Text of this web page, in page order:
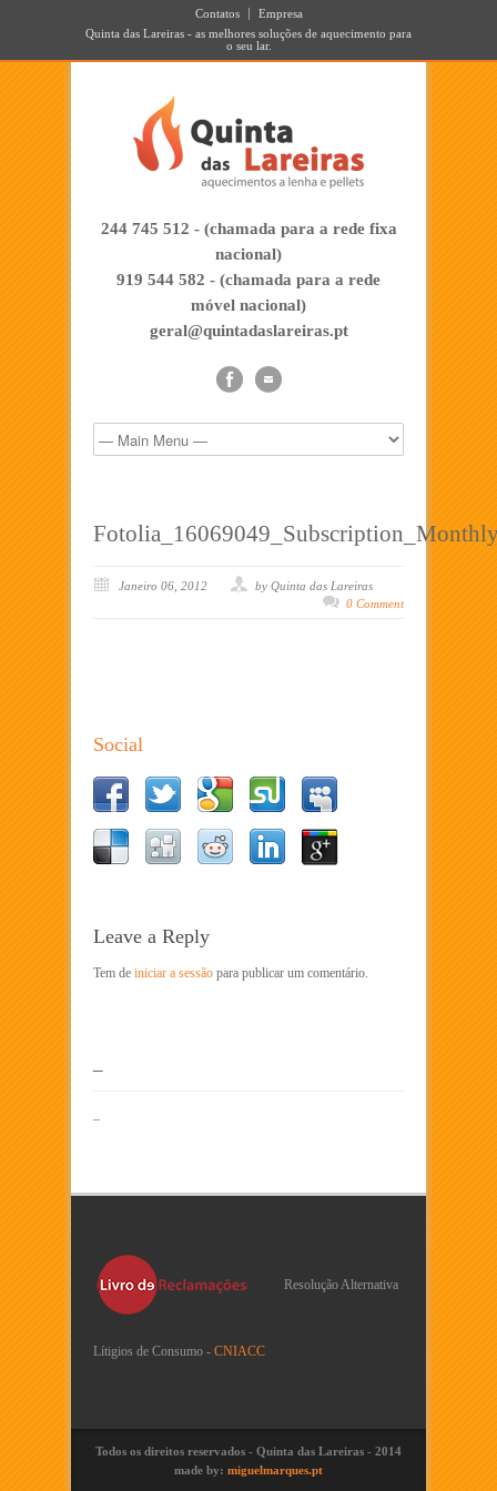
Contatos
Empresa
Quinta das Lareiras - as melhores soluções de aquecimento para
o seu lar.
244 745 512 - (chamada para a rede fixa
nacional)
919 544 582 - (chamada para a rede
móvel nacional)
geral@quintadaslareiras.pt
Janeiro 06, 2012
by Quinta das Lareiras
0 Comment
Social
Leave a Reply
Tem de iniciar a sessão para publicar um comentário.
–
–
Resolução Alternativa
Lítigios de Consumo - CNIACC
Todos os direitos reservados - Quinta das Lareiras - 2014
made by: miguelmarques.pt